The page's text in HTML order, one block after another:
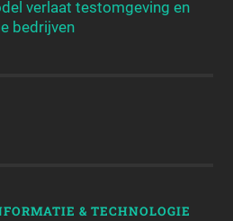
verlaat testomgeving en
bedrijven
& TECHNOLOGIE